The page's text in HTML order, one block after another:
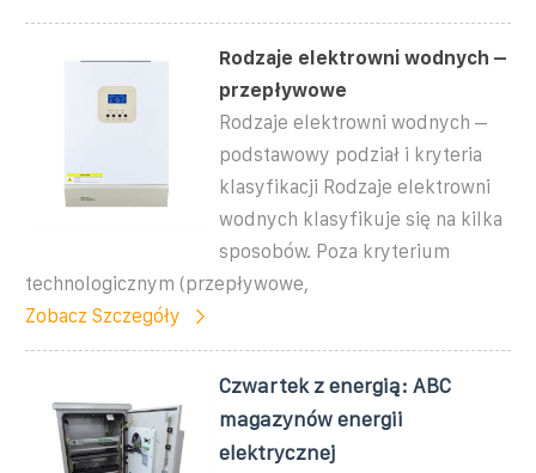
Rodzaje elektrowni wodnych –
przepływowe
Rodzaje elektrowni wodnych –
podstawowy podział i kryteria
klasyfikacji Rodzaje elektrowni
wodnych klasyfikuje się na kilka
sposobów. Poza kryterium
technologicznym (przepływowe,
Zobacz Szczegóły
Czwartek z energią: ABC
magazynów energii
elektrycznej